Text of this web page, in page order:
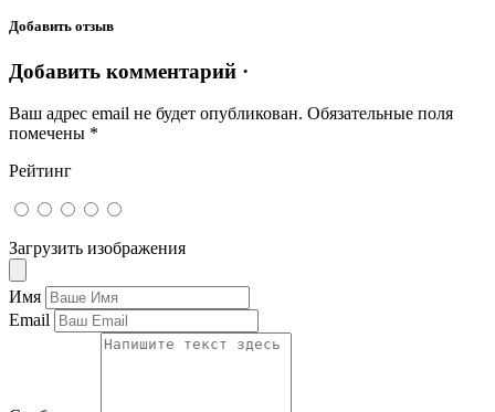
Добавить отзыв
Добавить комментарий ·
Ваш адрес email не будет опубликован. Обязательные поля
помечены *
Рейтинг
Загрузить изображения
Имя
Email